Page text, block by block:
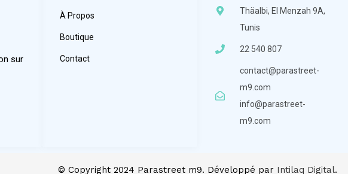
sur
À Propos
Boutique
Contact
Thäalbi, El Menzah 9A,
Tunis
22 540 807
contact@parastreet-
m9.com
info@parastreet-
m9.com
© Copyright 2024 Parastreet m9. Développé par Intilaq Digital.